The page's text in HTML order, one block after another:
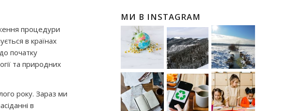
процедури
в країнах
початку
та природних
року. Зараз ми
в
МИ В INSTAGRAM